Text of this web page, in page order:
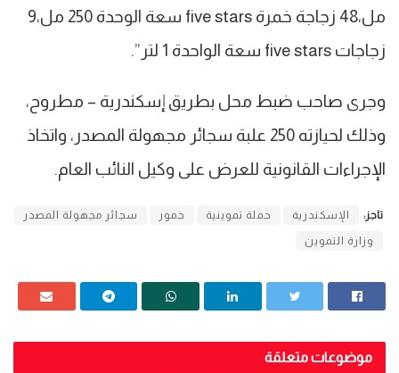
مل،48 زجاجة خمرة five stars سعة الوحدة 250 مل،9
زجاجات five stars سعة الواحدة 1 لتر”.
وجرى صاحب ضبط محل بطريق إسكندرية – مطروح،
وذلك لحيازته 250 علبة سجائر مجهولة المصدر، واتخاذ
الإجراءات القانونية للعرض على وكيل النائب العام.
تاجز: الإسكندرية حملة تموينية خمور سجائر مجهولة المصدر
وزارة التموين
موضوعات متعلقة